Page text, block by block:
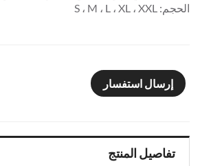
الحجم: S ، M ، L ، XL ، XXL
إرسال استفسار
تفاصيل المنتج